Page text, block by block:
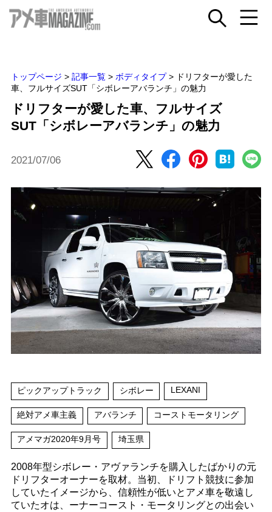
トップページ > 記事一覧 > ボディタイプ > ドリフターが愛した
車、フルサイズSUT「シボレーアバランチ」の魅力
ドリフターが愛した車、フルサイズ
SUT「シボレーアバランチ」の魅力
2021/07/06
ピックアップトラック シボレー LEXANI
絶対アメ車主義 アバランチ コーストモータリング
アメマガ2020年9月号 埼玉県
2008年型シボレー・アヴァランチを購入したばかりの元
ドリフターオーナーを取材。当初、ドリフト競技に参加
していたイメージから、信頼性が低いとアメ車を敬遠し
ていたオは、ーナーコースト・モータリングとの出会い